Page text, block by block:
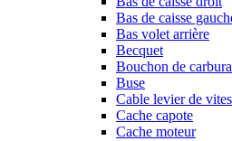
Bas de caisse
Bas volet arrière
Becquet
Bouchon de
Buse
Cable levier de
Cache capote
Cache moteur